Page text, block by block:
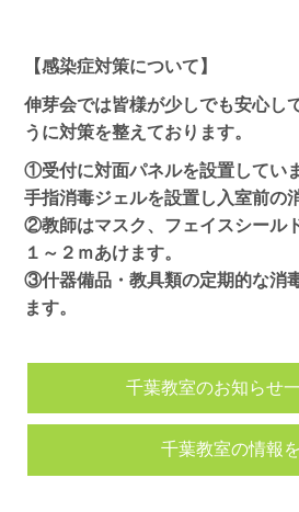
【感染症対策について】
伸芽会では皆様が少しでも安心し
うに対策を整えております。
①受付に対面パネルを設置してい
手指消毒ジェルを設置し入室前の
②教師はマスク、フェイスシール
１～２ｍあけます。
③什器備品・教具類の定期的な消
ます。
千葉教室のお知らせ
千葉教室の情報